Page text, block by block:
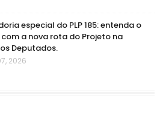
especial do PLP 185: entenda o
a nova rota do Projeto na
Deputados.
2026